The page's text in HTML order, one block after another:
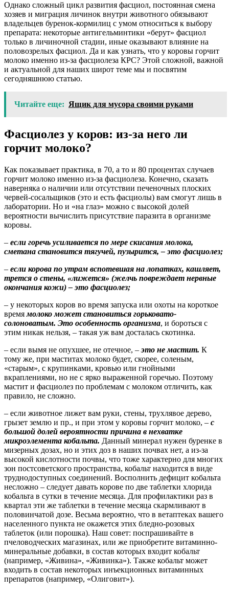
Однако сложный цикл развития фасциол, постоянная смена
хозяев и миграция личинок внутри животного обязывают
владельцев буренок-кормилиц с умом относиться к выбору
препарата: некоторые антигельминтики «берут» фасциол
только в личиночной стадии, иные оказывают влияние на
половозрелых фасциол. Да и как узнать, что у коровы горчит
молоко именно из-за фасциолеза КРС? Этой сложной, важной
и актуальной для наших широт теме мы и посвятим
сегодняшнюю статью.
Читайте еще: Ящик для мусора своими руками
Фасциолез у коров: из-за него ли
горчит молоко?
Как показывает практика, в 70, а то и 80 процентах случаев
горчит молоко именно из-за фасциолеза. Конечно, сказать
наверняка о наличии или отсутствии печеночных плоских
червей-сосальщиков (это и есть фасциолы) вам смогут лишь в
лаборатории. Но и «на глаз» можно с высокой долей
вероятности вычислить присутствие паразита в организме
коровы.
– если горечь усиливается по мере скисания молока,
сметана становится тягучей, пузырится, – это фасциолез;
– если корова по утрам вспотевшая на лопатках, кашляет,
трется о стены, «лижется» (желчь повреждает нервные
окончания кожи) – это фасциолез;
– у некоторых коров во время запуска или охоты на короткое
времямолоко может становиться горьковато-
солоноватым. Это особенность организма, и бороться с
этим никак нельзя, – такая уж вам досталась скотинка.
– если вымя не опухшее, не отечное, – это не мастит. К
тому же, при маститах молоко будет, скорее, соленым,
«старым», с крупинками, кровью или гнойными
вкраплениями, но не с ярко выраженной горечью. Поэтому
мастит и фасциолез по проблемам с молоком отличить, как
правило, не сложно.
– если животное лижет вам руки, стены, трухлявое дерево,
грызет землю и пр., и при этом у коровы горчит молоко, – с
большой долей вероятности причина в нехватке
микроэлемента кобальта. Данный минерал нужен буренке в
мизерных дозах, но и этих доз в наших почвах нет, а из-за
высокой кислотности почвы, что тоже характерно для многих
зон постсоветского пространства, кобальт находится в виде
труднодоступных соединений. Восполнить дефицит кобальта
несложно – следует давать корове по две таблетки хлорида
кобальта в сутки в течение месяца. Для профилактики раз в
квартал эти же таблетки в течение месяца скармливают в
половинчатой дозе. Весьма вероятно, что в ветаптеках вашего
населенного пункта не окажется этих бледно-розовых
таблеток (или порошка). Наш совет: поспрашивайте в
пчеловодческих магазинах, или же приобретите витаминно-
минеральные добавки, в состав которых входит кобальт
(например, «Живина», «Живинка»). Также кобальт может
входить в состав некоторых инъекционных витаминных
препаратов (например, «Олиговит»).